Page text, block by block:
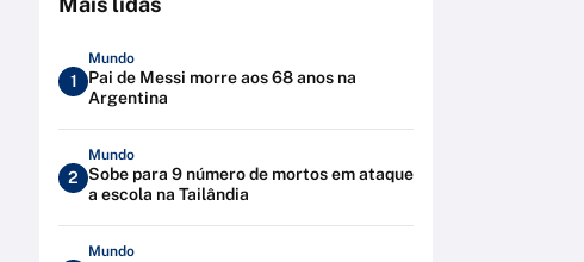
1
Mundo
Pai de Messi morre aos 68 anos na
Argentina
2
Mundo
Sobe para 9 número de mortos em ataque
a escola na Tailândia
Mundo